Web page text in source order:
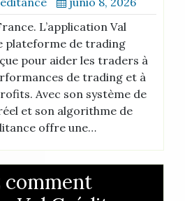
L’application Val
plateforme de trading
pour aider les traders à
de trading et à
Avec son système de
et son algorithme de
offre une…
comment